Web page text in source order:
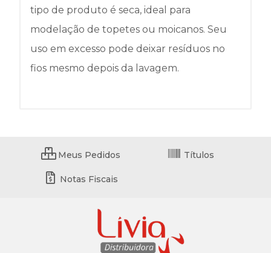
tipo de produto é seca, ideal para
modelação de topetes ou moicanos. Seu
uso em excesso pode deixar resíduos no
fios mesmo depois da lavagem.
Meus Pedidos Títulos
Notas Fiscais